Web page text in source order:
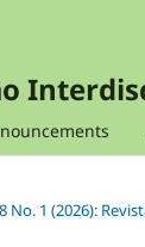
No. 1 (2026):